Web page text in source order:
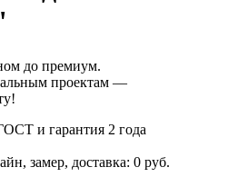
до премиум.
проектам —
и гарантия 2 года
замер, доставка: 0 руб.